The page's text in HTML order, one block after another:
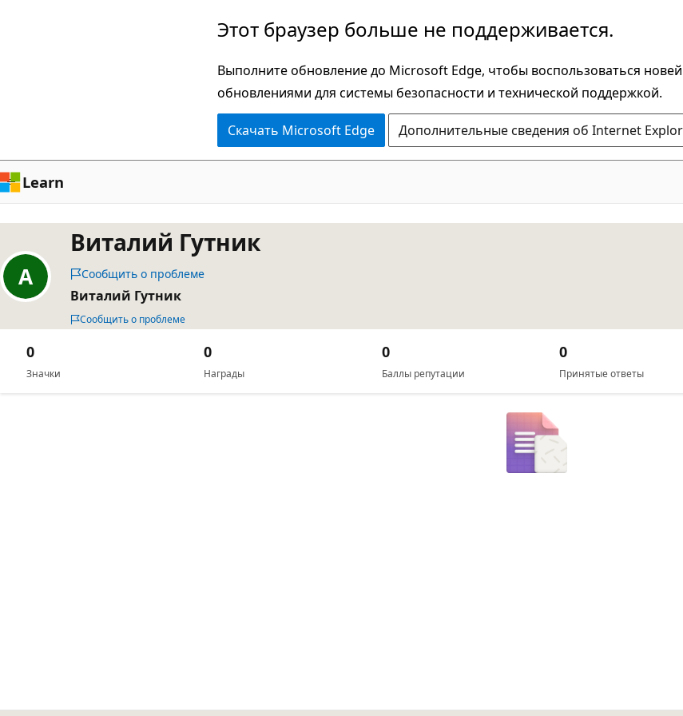
Этот браузер больше не поддерживается.
Выполните обновление до Microsoft Edge, чтобы воспользоваться
обновлениями для системы безопасности и технической поддержкой.
Скачать Microsoft Edge Дополнительные сведения об Internet
Learn
Виталий Гутник
Сообщить о проблеме
Виталий Гутник
Сообщить о проблеме
Значки
0
Награды
0
Баллы репутации
0
Принятые ответы
0